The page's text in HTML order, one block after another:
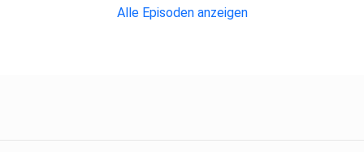
Alle Episoden anzeigen